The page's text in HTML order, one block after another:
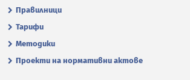
Правилници
Тарифи
Методики
Проекти на нормативни актове